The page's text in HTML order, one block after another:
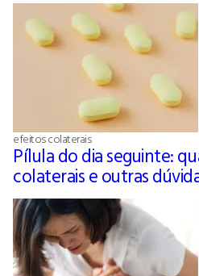
efeitos colaterais
Pílula do dia seguinte:
colaterais e outras